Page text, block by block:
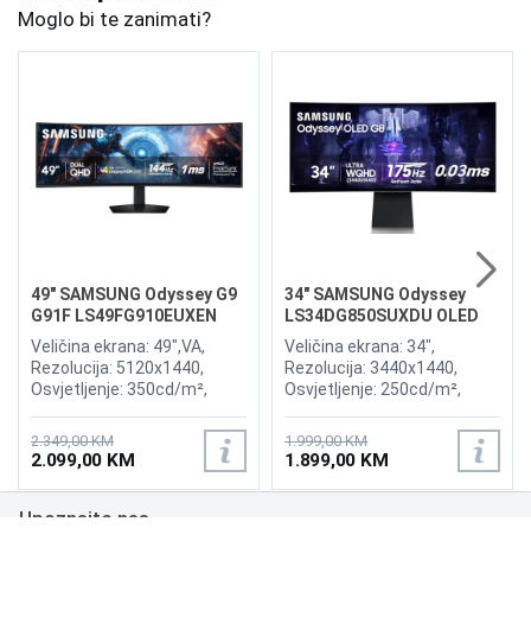
Moglo bi te zanimati?
49" SAMSUNG Odyssey G9
G91F LS49FG910EUXEN
144Hz Gaming Curved
Display
Veličina ekrana: 49",VA,
Rezolucija: 5120x1440,
Osvjetljenje: 350cd/m²,
Osvježenje: 144Hz, AMD
FreeSync Premium Pro,
Priključci: 2xHDMI 2.1,
DisplayPort, 2xUSB 3.2, USB-
B
2.349,00 KM
2.099,00 KM
34" SAMSUNG Odyssey
LS34DG850SUXDU OLED
G8 175Hz Gaming Curved
Display
Veličina ekrana: 34",
Rezolucija: 3440x1440,
Osvjetljenje: 250cd/m²,
Osvježenje: 175Hz, AMD
FreeSync Premium,
Wireless LAN, Bluetooth ,
Priključci: 2xHDMI,
1.999,00 KM
1.899,00 KM
Upoznajte nas